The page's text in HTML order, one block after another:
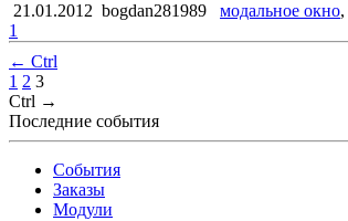
21.01.2012 bogdan281989 модальное окно,
1
← Ctrl
1 2 3
Ctrl →
Последние события
События
Заказы
Модули